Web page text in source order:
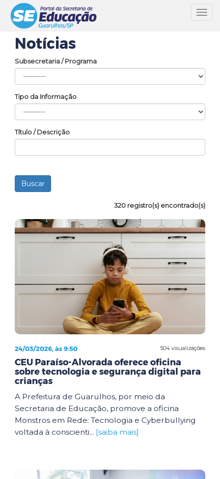
Notícias
Subsecretaria / Programa
Tipo da Informação
Título / Descrição
320 registro(s) encontrado(s)
504 visualizações
24/03/2026, às 9:50
CEU Paraíso-Alvorada oferece oficina
sobre tecnologia e segurança digital para
crianças
A Prefeitura de Guarulhos, por meio da
Secretaria de Educação, promove a oficina
Monstros em Rede: Tecnologia e Cyberbullying
voltada à conscienti... [saiba mais]